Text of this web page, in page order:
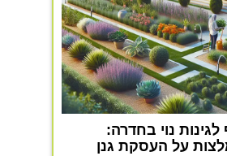
נוי בחדרה:
על העסקת גנן